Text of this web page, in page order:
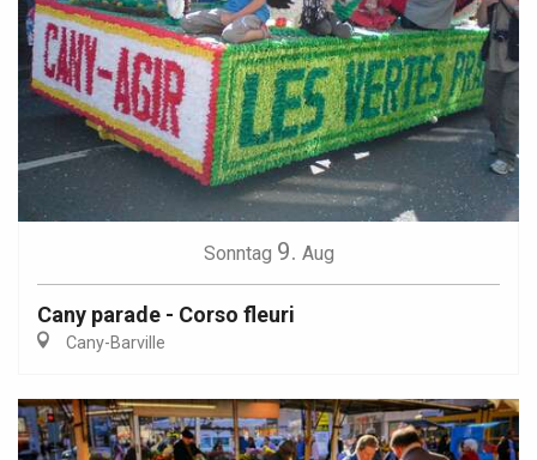
Sonntag 9. Aug
Cany parade - Corso fleuri
Cany-Barville